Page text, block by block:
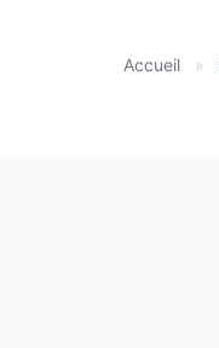
Accueil »